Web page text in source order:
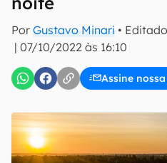
Por Gustavo Minari •
| 07/10/2022 às 16:10
Assine
Confirmo que li, aceito e
Uso e Política de